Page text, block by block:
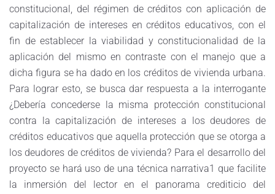
constitucional, del régimen de créditos con aplicación de
capitalización de intereses en créditos educativos, con el
fin de establecer la viabilidad y constitucionalidad de la
aplicación del mismo en contraste con el manejo que a
dicha figura se ha dado en los créditos de vivienda urbana.
Para lograr esto, se busca dar respuesta a la interrogante
¿Debería concederse la misma protección constitucional
contra la capitalización de intereses a los deudores de
créditos educativos que aquella protección que se otorga a
los deudores de créditos de vivienda? Para el desarrollo del
proyecto se hará uso de una técnica narrativa1 que facilite
la inmersión del lector en el panorama crediticio del